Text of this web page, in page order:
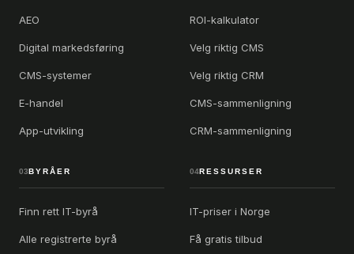
AEO
Digital markedsføring
CMS-systemer
E-handel
App-utvikling
ROI-kalkulator
Velg riktig CMS
Velg riktig CRM
CMS-sammenligning
CRM-sammenligning
03 BYRÅER
Finn rett IT-byrå
Alle registrerte byrå
04RESSURSER
IT-priser i Norge
Få gratis tilbud